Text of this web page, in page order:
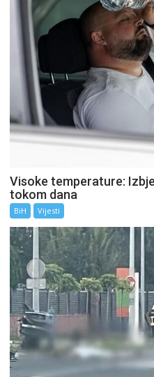
Visoke temperature:
tokom dana
BiH Vijesti